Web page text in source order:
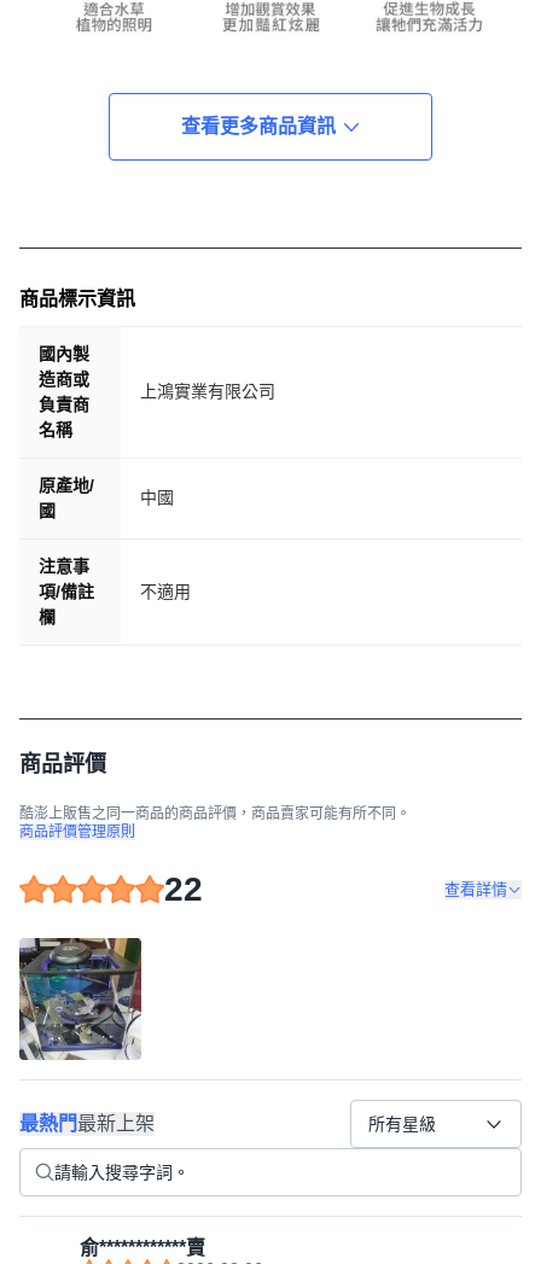
查看更多商品資訊
商品標示資訊
國內製
造商或
負責商
名稱
上鴻實業有限公司
原產地/
國
中國
注意事
項/備註
欄
不適用
商品評價
酷澎上販售之同一商品的商品評價，商品賣家可能有所不同。
商品評價管理原則
22 查看詳情
最熱門最新上架 所有星級
俞************賣